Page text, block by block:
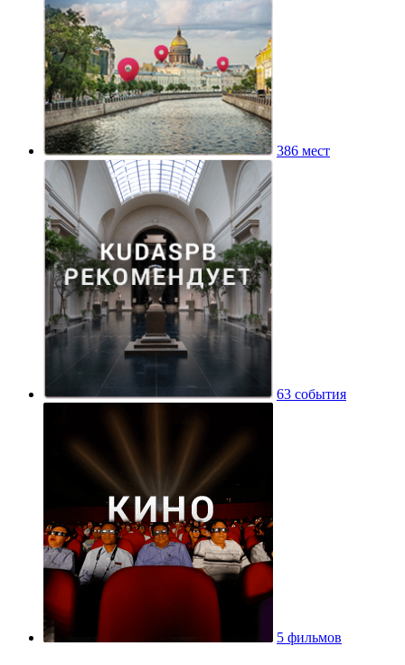
386 мест
63 события
5 фильмов